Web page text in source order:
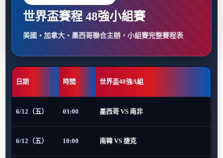
世界盃賽程 48強小組賽
美國・加拿大・墨西哥聯合主辦，小組賽完整賽程表
日期 時間 世界盃48強A組
6/12（五） 03:00 墨西哥 VS 南非
6/12（五） 10:00 南韓 VS 捷克